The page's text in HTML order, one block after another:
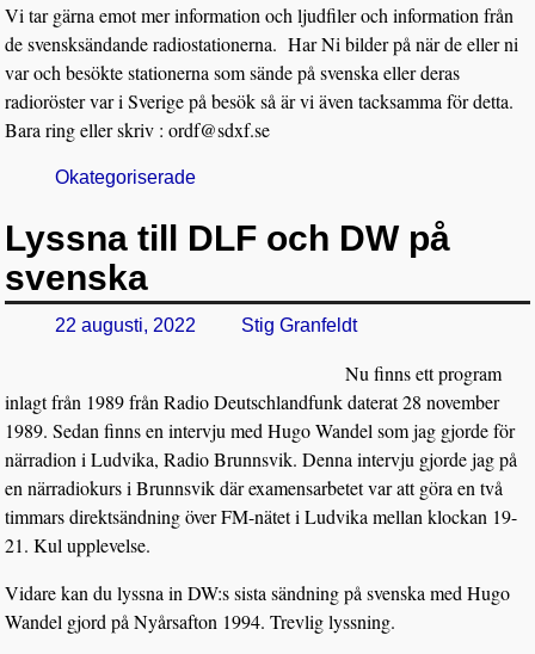
Vi tar gärna emot mer information och ljudfiler och information från
de svensksändande radiostationerna. Har Ni bilder på när de eller ni
var och besökte stationerna som sände på svenska eller deras
radioröster var i Sverige på besök så är vi även tacksamma för detta.
Bara ring eller skriv : ordf@sdxf.se
Okategoriserade
Lyssna till DLF och DW på
svenska
22 augusti, 2022 Stig Granfeldt
Nu finns ett program
inlagt från 1989 från Radio Deutschlandfunk daterat 28 november
1989. Sedan finns en intervju med Hugo Wandel som jag gjorde för
närradion i Ludvika, Radio Brunnsvik. Denna intervju gjorde jag på
en närradiokurs i Brunnsvik där examensarbetet var att göra en två
timmars direktsändning över FM-nätet i Ludvika mellan klockan 19-
21. Kul upplevelse.
Vidare kan du lyssna in DW:s sista sändning på svenska med Hugo
Wandel gjord på Nyårsafton 1994. Trevlig lyssning.